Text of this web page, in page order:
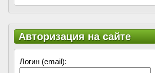
Авторизация на сайте
Логин (email):